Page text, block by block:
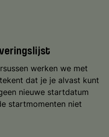
werken we met
dat je je alvast kunt
nieuwe startdatum
startmomenten niet